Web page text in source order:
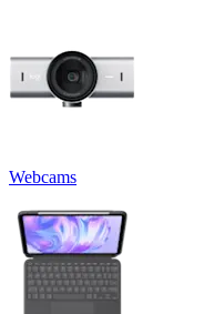
Webcams